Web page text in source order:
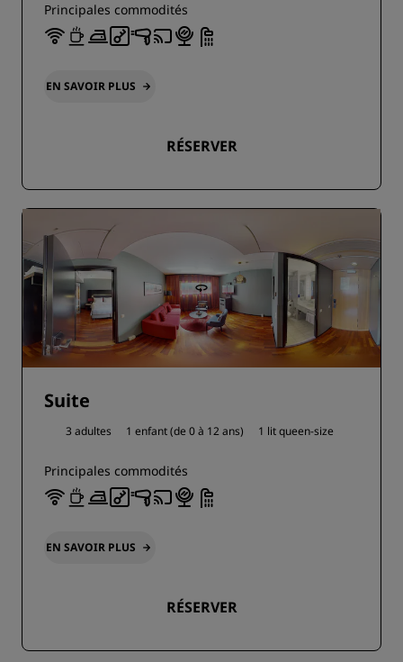
Principales commodités
EN SAVOIR PLUS
RÉSERVER
Suite
3 adultes 1 enfant (de 0 à 12 ans) 1 lit queen-size
Principales commodités
EN SAVOIR PLUS
RÉSERVER